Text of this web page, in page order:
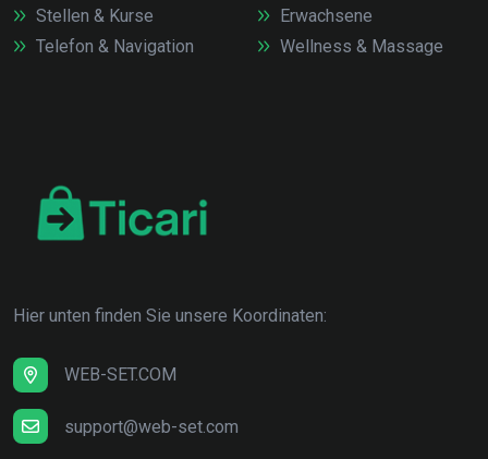
Stellen & Kurse
Telefon & Navigation
Erwachsene
Wellness & Massage
Hier unten finden Sie unsere Koordinaten:
WEB-SET.COM
support@web-set.com